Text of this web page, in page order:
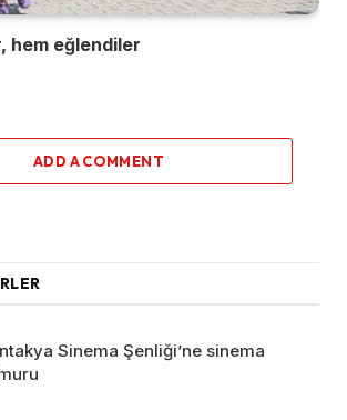
hem eğlendiler
ADD A COMMENT
Sinema Şenliği’ne sinema